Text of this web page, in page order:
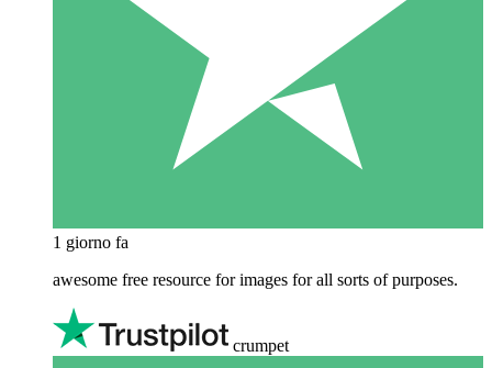
1 giorno fa
awesome free resource for images for all sorts of purposes.
crumpet